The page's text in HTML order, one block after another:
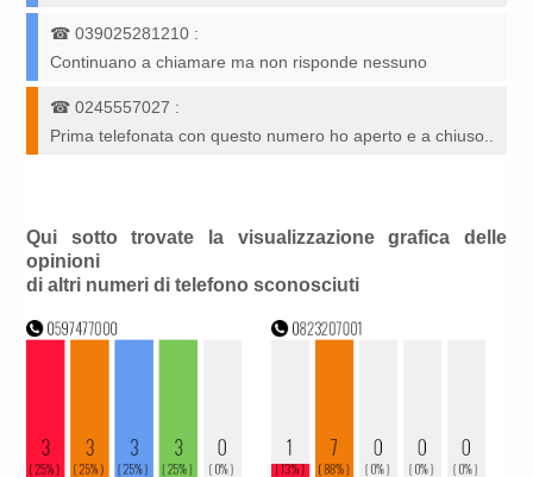
☎039025281210 :
Continuano a chiamare ma non risponde nessuno
☎0245557027 :
Prima telefonata con questo numero ho aperto e a chiuso..
Qui sotto trovate la visualizzazione grafica delle
opinioni
di altri numeri di telefono sconosciuti